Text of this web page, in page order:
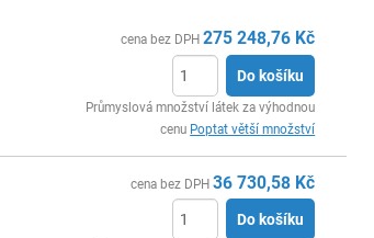
cena bez DPH 275 248,76 Kč
Do košíku
Průmyslová množství látek za výhodnou
cenu Poptat větší množství
cena bez DPH 36 730,58 Kč
Do košíku